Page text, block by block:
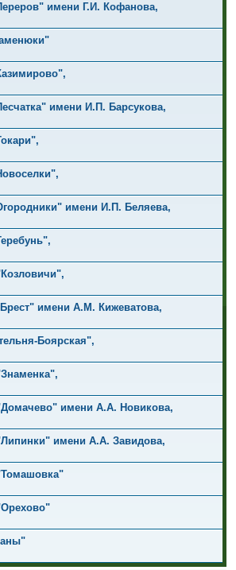
имени Г.И. Кофанова,
имени И.П. Барсукова,
имени И.П. Беляева,
имени А.М. Кижеватова,
Боярская",
имени А.А. Новикова,
имени А.А. Завидова,